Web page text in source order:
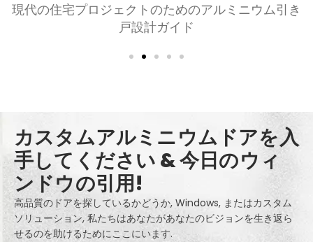
寝室とリビングルーム用のアルミニウムドアの選択:
快適, スタイル, とプライバシー
カスタムアルミニウムドアを入
手してください & 今日のウィ
ンドウの引用!
高品質のドアを探しているかどうか, Windows, またはカスタム
ソリューション, 私たちはあなたがあなたのビジョンを生き返ら
せるのを助けるためにここにいます.